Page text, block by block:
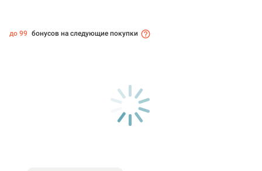
до 99 бонусов на следующие покупки